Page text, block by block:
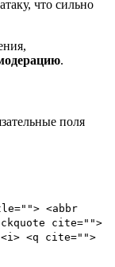
что сильно
.
поля
<abbr
cite="">
<i> <q cite="">